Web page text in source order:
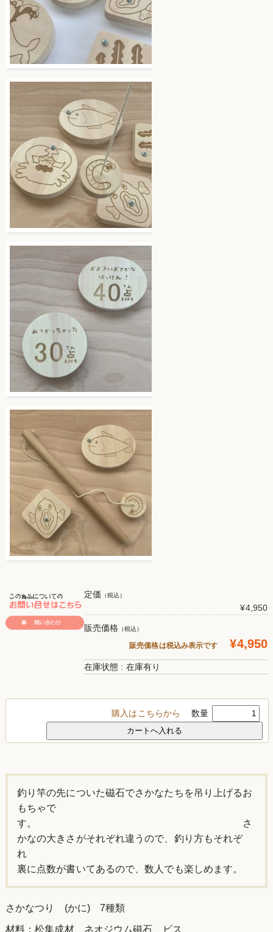
定価 （税込）
¥4,950
販売価格 （税込）
販売価格は税込み表示です ¥4,950
在庫状態 : 在庫有り
購入はこちらから 数量
釣り竿の先についた磁石でさかなたちを吊り上げるお
もちゃで
す。 さ
かなの大きさがそれぞれ違うので、釣り方もそれぞ
裏に点数が書いてあるので、数人でも楽しめます。
さかなつり (かに) 7種類
材料：松集成材、ネオジウム磁石、ビス